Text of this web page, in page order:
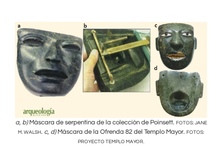
a, b)Máscara de serpentina de la colección de Poinsett. FOTOS: JANE
M. WALSH. c, d) Máscara de la Ofrenda 82 del Templo Mayor. FOTOS:
PROYECTO TEMPLO MAYOR.